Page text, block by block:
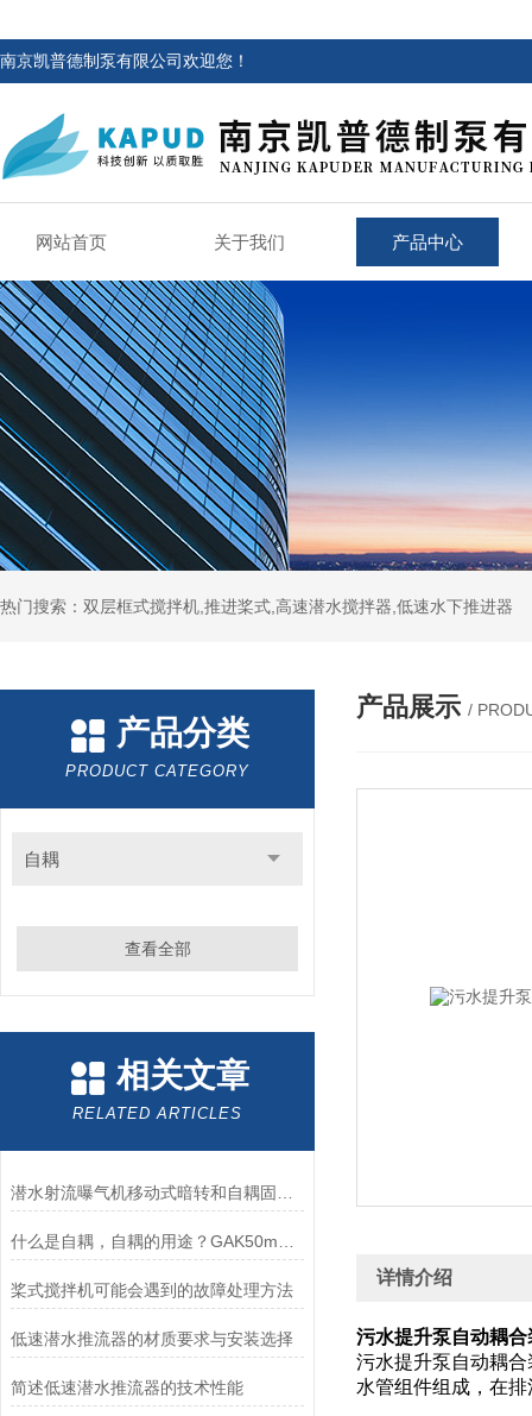
南京凯普德制泵有限公司欢迎您！
网站首页 关于我们 产品中心
热门搜索：双层框式搅拌机,推进桨式,高速潜水搅拌器,低速水下推进器
产品分类
PRODUCT CATEGORY
自耦
查看全部
相关文章
RELATED ARTICLES
桨式搅拌机可能会遇到的故障处理方法
低速潜水推流器的材质要求与安装选择
简述低速潜水推流器的技术性能
产品展示 /
详情介绍
污水提升泵自动耦
污水提升泵自动耦
水管组件组成，在